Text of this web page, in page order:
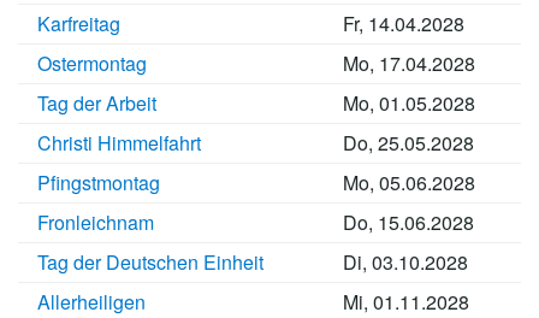
Karfreitag
Fr, 14.04.2028
Ostermontag
Mo, 17.04.2028
Tag der Arbeit
Mo, 01.05.2028
Christi Himmelfahrt
Do, 25.05.2028
Pfingstmontag
Mo, 05.06.2028
Fronleichnam
Do, 15.06.2028
Tag der Deutschen Einheit
Di, 03.10.2028
Allerheiligen
Mi, 01.11.2028